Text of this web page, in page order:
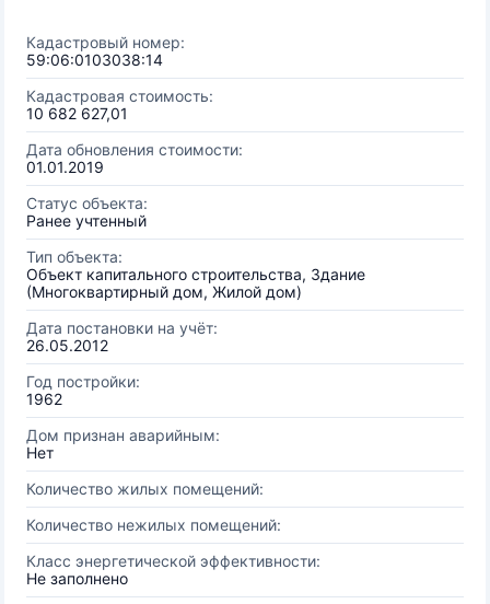
Кадастровый номер:
59:06:0103038:14
Кадастровая стоимость:
10 682 627,01
Дата обновления стоимости:
01.01.2019
Статус объекта:
Ранее учтенный
Тип объекта:
Объект капитального строительства, Здание
(Многоквартирный дом, Жилой дом)
Дата постановки на учёт:
26.05.2012
Год постройки:
1962
Дом признан аварийным:
Нет
Количество жилых помещений:
Количество нежилых помещений:
Класс энергетической эффективности:
Не заполнено